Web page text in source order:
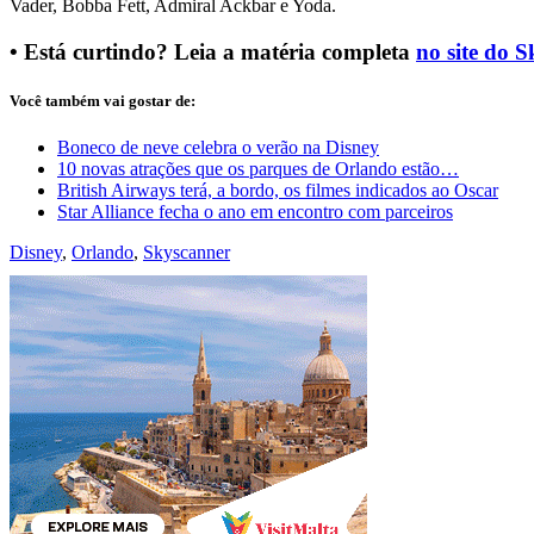
Vader, Bobba Fett, Admiral Ackbar e Yoda.
• Está curtindo? Leia a matéria completa no site do
Você também vai gostar de:
Boneco de neve celebra o verão na Disney
10 novas atrações que os parques de Orlando estão…
British Airways terá, a bordo, os filmes indicados ao Oscar
Star Alliance fecha o ano em encontro com parceiros
Disney, Orlando, Skyscanner